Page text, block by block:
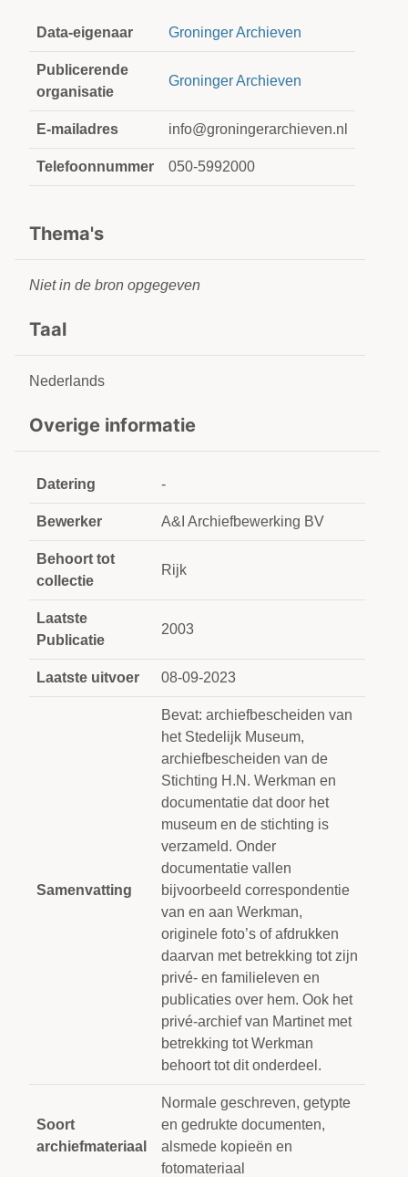
Data-eigenaar Groninger Archieven
Publicerende
organisatie
Groninger Archieven
E-mailadres info@groningerarchieven.nl
Telefoonnummer 050-5992000
Thema's
Niet in de bron opgegeven
Taal
Nederlands
Overige informatie
Datering -
Bewerker A&I Archiefbewerking BV
Behoort tot
collectie
Rijk
Laatste
Publicatie
2003
Laatste uitvoer 08-09-2023
Samenvatting
Bevat: archiefbescheiden van
het Stedelijk Museum,
archiefbescheiden van de
Stichting H.N. Werkman en
documentatie dat door het
museum en de stichting is
verzameld. Onder
documentatie vallen
bijvoorbeeld correspondentie
van en aan Werkman,
originele foto’s of afdrukken
daarvan met betrekking tot zijn
privé- en familieleven en
publicaties over hem. Ook het
privé-archief van Martinet met
betrekking tot Werkman
behoort tot dit onderdeel.
Soort
archiefmateriaal
Normale geschreven, getypte
en gedrukte documenten,
alsmede kopieën en
fotomateriaal